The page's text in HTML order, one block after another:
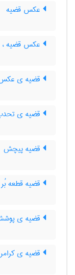
عکس قضیه
عکس قضیه ،
قضیه ی
قضیه ی
قضیه پیچش
قضیه قطعه بُر
قضیه ی
قضیه ی کرامر